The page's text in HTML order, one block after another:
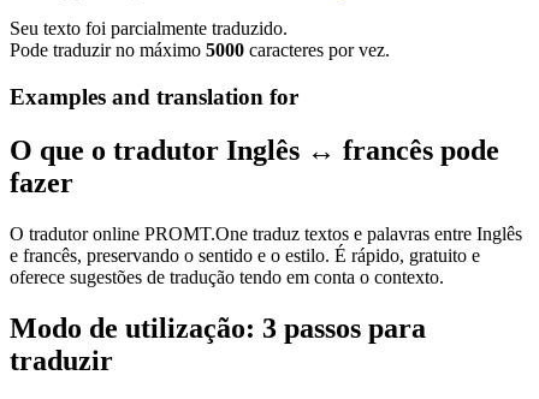
Seu texto foi parcialmente traduzido.
Pode traduzir no máximo 5000 caracteres por vez.
Examples and translation for
O que o tradutor Inglês ↔ francês pode
fazer
O tradutor online PROMT.One traduz textos e palavras entre Inglês
e francês, preservando o sentido e o estilo. É rápido, gratuito e
oferece sugestões de tradução tendo em conta o contexto.
Modo de utilização: 3 passos para
traduzir